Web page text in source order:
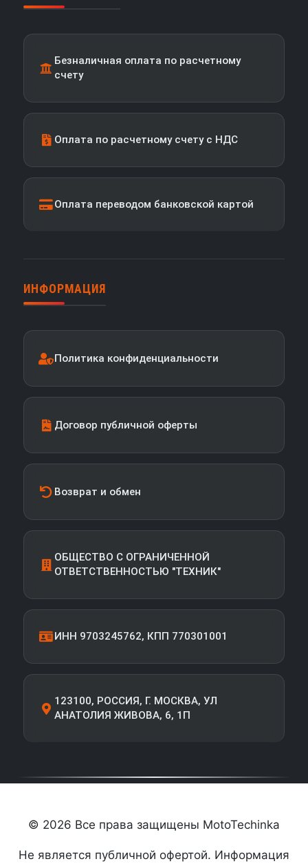
Безналичная оплата по расчетному
счету
Оплата по расчетному счету с НДС
Оплата переводом банковской картой
ИНФОРМАЦИЯ
Политика конфиденциальности
Договор публичной оферты
Возврат и обмен
ОБЩЕСТВО С ОГРАНИЧЕННОЙ
ОТВЕТСТВЕННОСТЬЮ "ТЕХНИК"
ИНН 9703245762, КПП 770301001
123100, РОССИЯ, Г. МОСКВА, УЛ
АНАТОЛИЯ ЖИВОВА, 6, 1П
© 2026 Все права защищены MotoTechinka
Не является публичной офертой. Информация